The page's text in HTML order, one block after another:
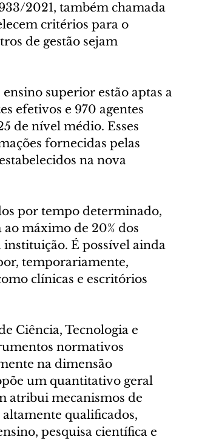
2021, também chamada
critérios para o
de gestão sejam
superior estão aptas a
efetivos e 970 agentes
de nível médio. Esses
fornecidas pelas
na nova
por tempo determinado,
máximo de 20% dos
É possível ainda
temporariamente,
clínicas e escritórios
Ciência, Tecnologia e
normativos
na dimensão
um quantitativo geral
atribui mecanismos de
qualificados,
pesquisa científica e